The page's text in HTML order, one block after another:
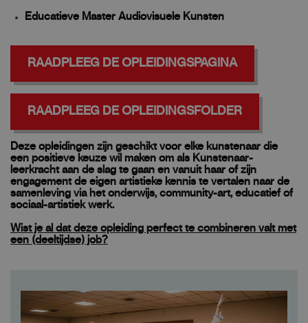
Educatieve Master Audiovisuele Kunsten
RAADPLEEG DE OPLEIDINGSPAGINA
RAADPLEEG DE OPLEIDINGSFOLDER
Deze opleidingen zijn geschikt voor elke kunstenaar die
een positieve keuze wil maken om als Kunstenaar-
leerkracht aan de slag te gaan en vanuit haar of zijn
engagement de eigen artistieke kennis te vertalen naar de
samenleving via het onderwijs, community-art, educatief of
sociaal-artistiek werk.
Wist je al datdeze opleiding perfect te combineren valt met
een (deeltijdse) job?